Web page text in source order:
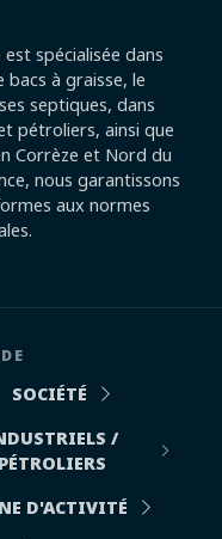
spécialisée dans
bacs à graisse, le
septiques, dans
pétroliers, ainsi que
Corrèze et Nord du
nous garantissons
aux normes
SOCIÉTÉ
/
PÉTROLIERS
D'ACTIVITÉ